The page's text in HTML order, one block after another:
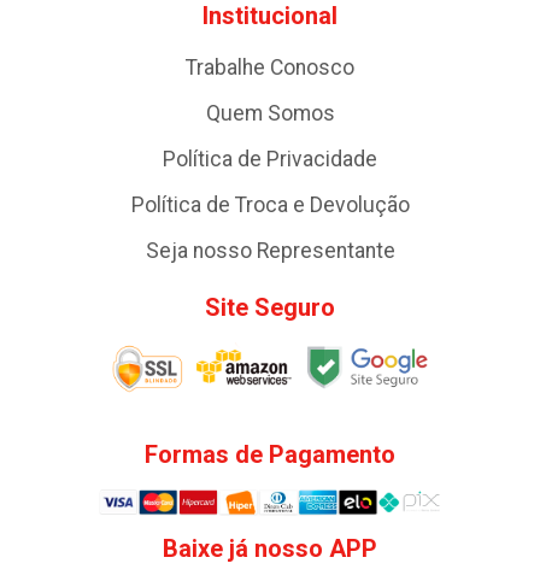
Institucional
Trabalhe Conosco
Quem Somos
Política de Privacidade
Política de Troca e Devolução
Seja nosso Representante
Site Seguro
Formas de Pagamento
Baixe já nosso APP